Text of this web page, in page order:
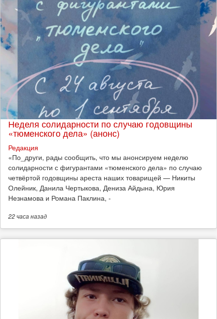
Неделя солидарности по случаю годовщины
«тюменского дела» (анонс)
Редакция
​«По_други, рады сообщить, что мы анонсируем неделю
солидарности с фигурантами «тюменского дела» по случаю
четвёртой годовщины ареста наших товарищей — Никиты
Олейник, Данила Чертыкова, Дениза Айдына, Юрия
Незнамова и Романа Паклина, -
22 часа назад